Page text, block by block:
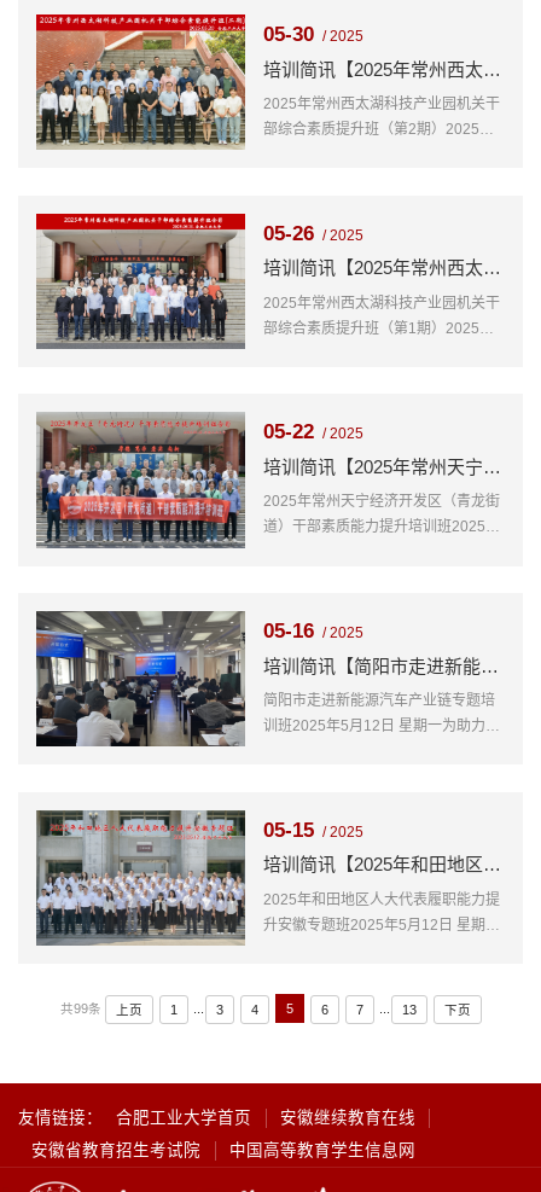
公司安徽省分公司在我院组织2025年
安徽省分公司第二批后备人才第三期
培训班，顺利开班，本次培训为期3
天，共34人参加
05-30 / 2025
培训简讯【2025年常州西太湖科技产业园机关干部综合素质提升班（第2期）】
2025年常州西太湖科技产业园机关干
部综合素质提升班（第2期）2025年5
科技产业园管理委员会在我院组织
2025年常州西太湖科技产业园机关干
部综合素能提升班（第2期），顺利开
班，本次培训为期5天，共31人参加
05-26 / 2025
培训简讯【2025年常州西太湖科技产业园机关干部综合素质提升班（第1期）】
2025年常州西太湖科技产业园机关干
部综合素质提升班（第1期）2025年5
科技产业园管理委员会在我院组织
2025年常州西太湖科技产业园机关干
部综合素能提升班（第1期），顺利开
班，本次培训为期5天，共34人参加
05-22 / 2025
培训简讯【2025年常州天宁经济开发区（青龙街道）干部素质能力提升培训班】
2025年常州天宁经济开发区（青龙街
道）干部素质能力提升培训班2025年
员会在我院组织2025年常州天宁经济
开发区（青龙街道）干部素质能力提
升培训班，顺利开班，本次培训为期5
天，共40人参加
05-16 / 2025
培训简讯【简阳市走进新能源汽车产业链专题培训班】
简阳市走进新能源汽车产业链专题培
训班2025年5月12日 星期一为助力简
的新能源汽车产业集群提供智力和人
才支持。简阳市走进新能源汽车产业
链专题培训班在我院顺利开班，本次
培训为期3天，共计40人参加
05-15 / 2025
培训简讯【2025年和田地区人大代表履职能力提升安徽专题班】
2025年和田地区人大代表履职能力提
升安徽专题班2025年5月12日 星期一
新疆维吾尔自治区人大常委会和田地
区工作委员会办公室在我院组织2025
共99条 上页 1 3 4 5 6 7 13 下页
友情链接： 合肥工业大学首页
安徽继续教育在线
安徽省教育招生考试院
中国高等教育学生信息网